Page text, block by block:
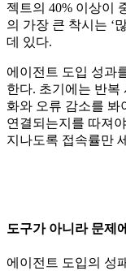
젝트의 40% 이상이
의 가장 큰 착시는 ‘
데 있다.
에이전트 도입 성과
한다. 초기에는 반복
화와 오류 감소를 봐
연결되는지를 따져
지나도록 접속률만
도구가 아니라 문제
에이전트 도입의 성